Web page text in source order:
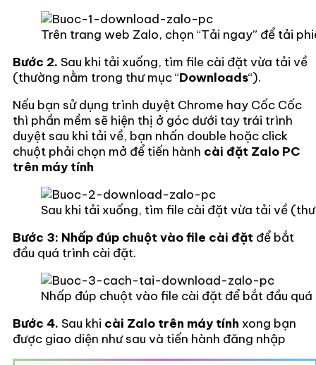
Trên trang web Zalo, chọn “Tải ngay” để tải
Bước 2. Sau khi tải xuống, tìm file cài đặt vừa tải về
(thường nằm trong thư mục “Downloads“).
Nếu bạn sử dụng trình duyệt Chrome hay Cốc Cốc
thì phần mềm sẽ hiện thị ở góc dưới tay trái trình
duyệt sau khi tải về, bạn nhấn double hoặc click
chuột phải chọn mở để tiến hành cài đặt Zalo PC
trên máy tính
Sau khi tải xuống, tìm file cài đặt vừa tải về
Bước 3: Nhấp đúp chuột vào file cài đặt để bắt
đầu quá trình cài đặt.
Nhấp đúp chuột vào file cài đặt để bắt đầu
Bước 4. Sau khi cài Zalo trên máy tính xong bạn
được giao diện như sau và tiến hành đăng nhập